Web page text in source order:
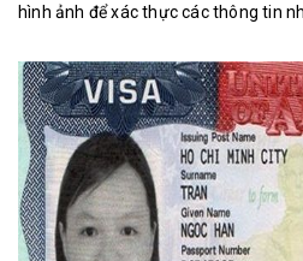
hình ảnh để xác thực các thông tin